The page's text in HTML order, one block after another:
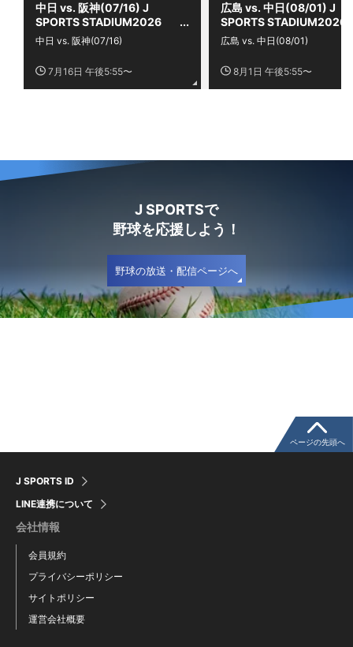
中日 vs. 阪神(07/16) J
SPORTS STADIUM2026
7月16日 午後5:55〜
中日 vs. 阪神(07/16)
広島 vs. 中日(08/01) J
SPORTS STADIUM2026
8月1日 午後5:55〜
広島 vs. 中日(08/01)
J SPORTSで
野球を応援しよう！
野球の放送・配信ページへ
J SPORTS ID
LINE連携について
会社情報
会員規約
プライバシーポリシー
サイトポリシー
運営会社概要
ページの先頭へ